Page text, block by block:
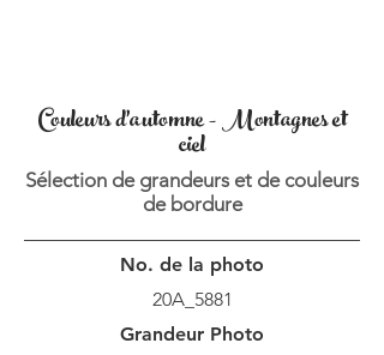
Couleurs d'automne - Montagnes et
ciel
Sélection de grandeurs et de couleurs
de bordure
No. de la photo
20A_5881
Grandeur Photo